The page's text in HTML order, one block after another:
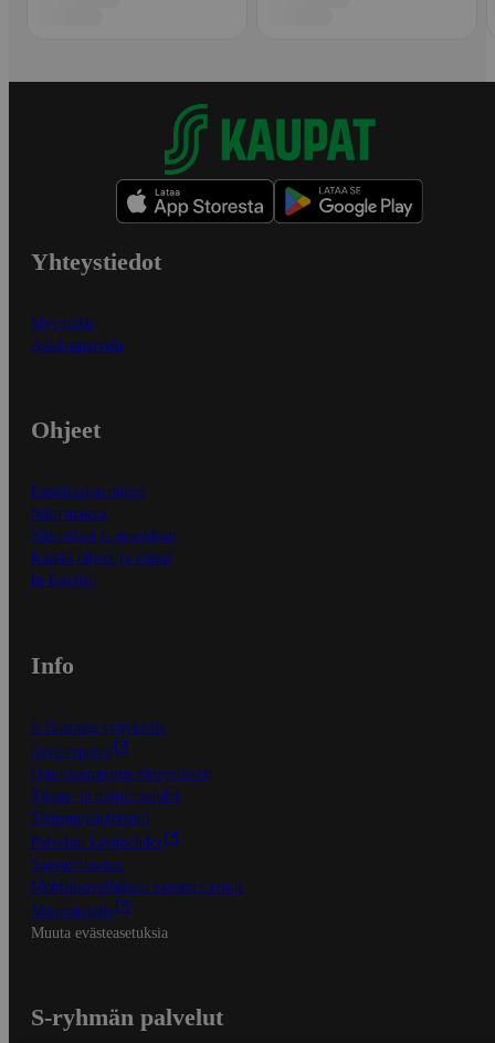
Yhteystiedot
Myymälät
Asiakaspalvelu
Ohjeet
Ensitilaajan ohjeet
Näin maksat
Näin tilaat ja muokkaat
Kaikki ohjeet ja vinkit
In English
Info
S-Business yrityksille
Oiva-raportit
Osuuskauppojen yhteystiedot
Tilaus- ja toimitusehdot
Tietosuojakäytäntö
Palvelun käyttöehdot
Saavutettavuus
Mobiilisovelluksen saavutettavuus
Mainostajalle
Muuta evästeasetuksia
S-ryhmän palvelut